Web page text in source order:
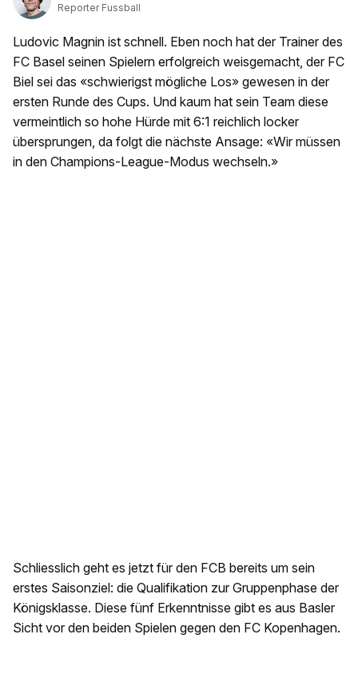
Reporter Fussball
Ludovic Magnin ist schnell. Eben noch hat der Trainer des
FC Basel seinen Spielern erfolgreich weisgemacht, der FC
Biel sei das «schwierigst mögliche Los» gewesen in der
ersten Runde des Cups. Und kaum hat sein Team diese
vermeintlich so hohe Hürde mit 6:1 reichlich locker
übersprungen, da folgt die nächste Ansage: «Wir müssen
in den Champions-League-Modus wechseln.»
Schliesslich geht es jetzt für den FCB bereits um sein
erstes Saisonziel: die Qualifikation zur Gruppenphase der
Königsklasse. Diese fünf Erkenntnisse gibt es aus Basler
Sicht vor den beiden Spielen gegen den FC Kopenhagen.